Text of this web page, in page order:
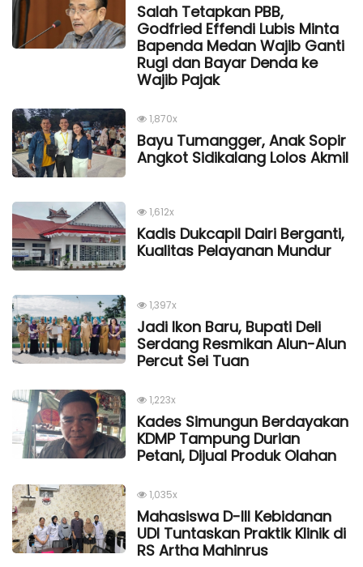
Salah Tetapkan PBB,
Godfried Effendi Lubis Minta
Bapenda Medan Wajib Ganti
Rugi dan Bayar Denda ke
Wajib Pajak
1,870x
Bayu Tumangger, Anak Sopir
Angkot Sidikalang Lolos Akmil
1,612x
Kadis Dukcapil Dairi Berganti,
Kualitas Pelayanan Mundur
1,397x
Jadi Ikon Baru, Bupati Deli
Serdang Resmikan Alun-Alun
Percut Sei Tuan
1,223x
Kades Simungun Berdayakan
KDMP Tampung Durian
Petani, Dijual Produk Olahan
1,035x
Mahasiswa D-III Kebidanan
UDI Tuntaskan Praktik Klinik di
RS Artha Mahinrus